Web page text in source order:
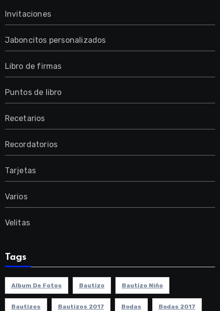
Invitaciones
Jaboncitos personalizados
Libro de firmas
Puntos de libro
Recetarios
Recordatorios
Tarjetas
Varios
Velitas
Tags
Album De Fotos Bautizo Bautizo Niño
Bautizos Bautizos 2017 Bodas Bodas 2017